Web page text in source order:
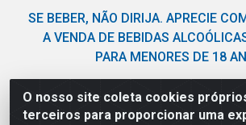
O nosso site coleta cookies
terceiros para proporcionar uma
SE BEBER, NÃO DIRIJA. APRECIE
A VENDA DE BEBIDAS
PARA MENORES DE 18
Nordil Distribuidora - Avenida Liberdade,